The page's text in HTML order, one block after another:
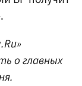
о главных